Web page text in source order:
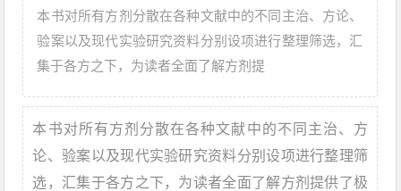
本书对所有方剂分散在各种文献中的不同主治、方论、
验案以及现代实验研究资料分别设项进行整理筛选，汇
集于各方之下，为读者全面了解方剂提
本书对所有方剂分散在各种文献中的不同主治、方
论、验案以及现代实验研究资料分别设项进行整理筛
选，汇集于各方之下，为读者全面了解方剂提供了极